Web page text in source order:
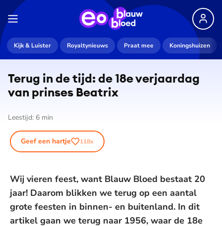
Kijk & Luister Royaltynieuws Praat mee Koningshuizen
Terug in de tijd: de 18e verjaardag
van prinses Beatrix
Leestijd: 6 min
Geef een hartje 118x
Wij vieren feest, want Blauw Bloed bestaat 20
jaar! Daarom blikken we terug op een aantal
grote feesten in binnen- en buitenland. In dit
artikel gaan we terug naar 1956, waar de 18e